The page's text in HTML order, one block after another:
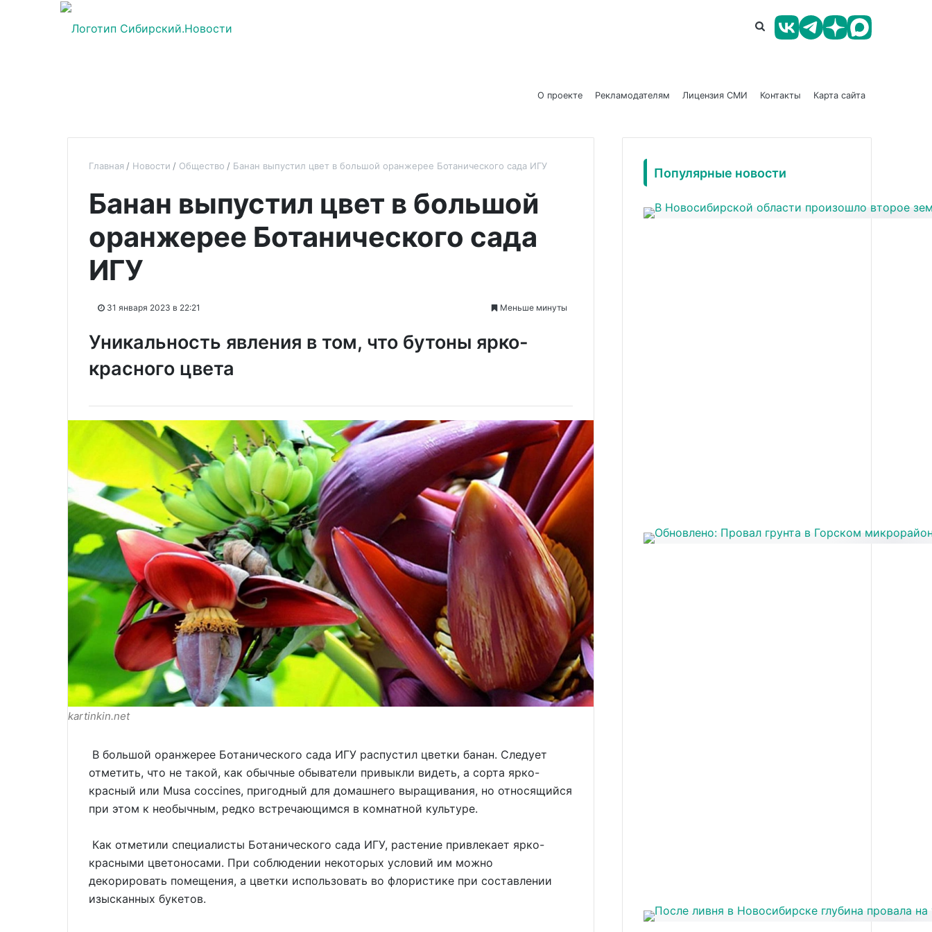
О проекте Рекламодателям Лицензия СМИ Контакты Карта сайта
Главная Новости Общество Банан выпустил цвет в большой оранжерее Ботанического сада ИГУ
Банан выпустил цвет в большой
оранжерее Ботанического сада
ИГУ
31 января 2023 в 22:21 Меньше минуты
Уникальность явления в том, что бутоны ярко-
красного цвета
kartinkin.net
В большой оранжерее Ботанического сада ИГУ распустил цветки банан. Следует
отметить, что не такой, как обычные обыватели привыкли видеть, а сорта ярко-
красный или Musa coccines, пригодный для домашнего выращивания, но относящийся
при этом к необычным, редко встречающимся в комнатной культуре.
Как отметили специалисты Ботанического сада ИГУ, растение привлекает ярко-
красными цветоносами. При соблюдении некоторых условий им можно
декорировать помещения, а цветки использовать во флористике при составлении
изысканных букетов.
Популярные новости